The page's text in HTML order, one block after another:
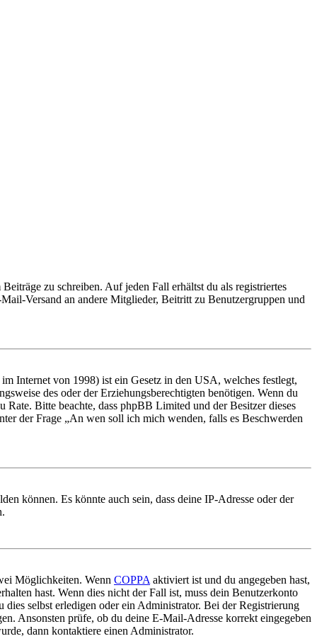
zu schreiben. Auf jeden Fall erhältst du als registriertes
Versand an andere Mitglieder, Beitritt zu Benutzergruppen und
Internet von 1998) ist ein Gesetz in den USA, welches festlegt,
des oder der Erziehungsberechtigten benötigen. Wenn du
Bitte beachte, dass phpBB Limited und der Besitzer dieses
der Frage „An wen soll ich mich wenden, falls es Beschwerden
können. Es könnte auch sein, dass deine IP-Adresse oder der
Möglichkeiten. Wenn COPPA aktiviert ist und du angegeben hast,
hast. Wenn dies nicht der Fall ist, muss dein Benutzerkonto
selbst erledigen oder ein Administrator. Bei der Registrierung
Ansonsten prüfe, ob du deine E-Mail-Adresse korrekt eingegeben
dann kontaktiere einen Administrator.